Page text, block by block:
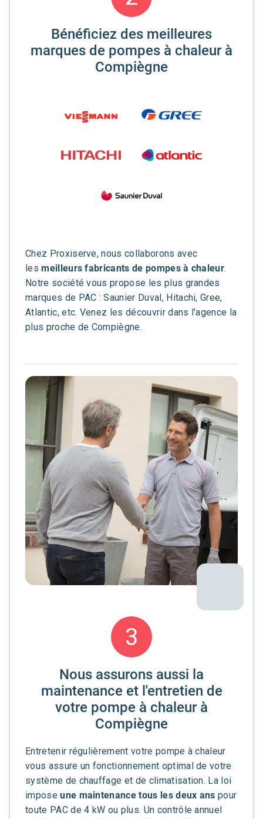
Bénéficiez des meilleures
marques de pompes à chaleur à
Compiègne
Chez Proxiserve, nous collaborons avec
lesmeilleurs fabricants de pompes à chaleur.
Notre société vous propose les plus grandes
marques de PAC : Saunier Duval, Hitachi, Gree,
Atlantic, etc. Venez les découvrir dans l'agence la
plus proche de Compiègne.
3
Nous assurons aussi la
maintenance et l'entretien de
votre pompe à chaleur à
Compiègne
Entretenir régulièrement votre pompe à chaleur
vous assure un fonctionnement optimal de votre
système de chauffage et de climatisation. La loi
imposeune maintenance tous les deux ans pour
toute PAC de 4 kW ou plus. Un contrôle annuel